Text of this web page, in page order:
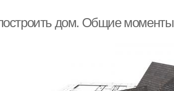
дом. Общие моменты